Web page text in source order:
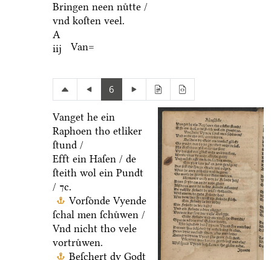
Bringen neen nuͤtte /
vnd koſten veel.
A
iij
Van=
6
Vanget he ein
Raphoen tho etliker
ſtund /
Efft ein Haſen / de
ſteith wol ein Pundt
/ ⁊c.
Vorſoͤnde Vyende
ſchal men ſchuͤwen /
Vnd nicht tho vele
vortruͤwen.
Beſchert dy Godt